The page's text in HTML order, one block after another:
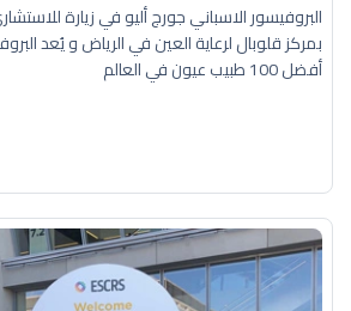
البروفيسور الاسباني جورج أليو في زيارة
بمركز قلوبال لرعاية العين في الرياض و يُعد
أفضل 100 طبيب عيون في العالم